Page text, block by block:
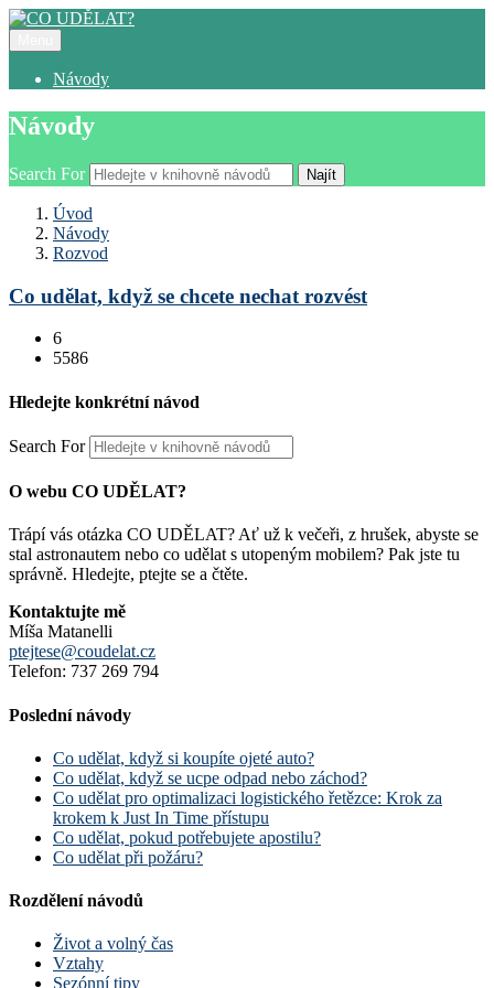
Návody
Návody
Search For Najít
Úvod
Návody
Rozvod
Co udělat, když se chcete nechat rozvést
6
5586
Hledejte konkrétní návod
Search For
O webu CO UDĚLAT?
Trápí vás otázka CO UDĚLAT? Ať už k večeři, z hrušek, abyste se
stal astronautem nebo co udělat s utopeným mobilem? Pak jste tu
správně. Hledejte, ptejte se a čtěte.
Kontaktujte mě
Míša Matanelli
ptejtese@coudelat.cz
Telefon: 737 269 794
Poslední návody
Co udělat, když si koupíte ojeté auto?
Co udělat, když se ucpe odpad nebo záchod?
Co udělat pro optimalizaci logistického řetězce: Krok za
krokem k Just In Time přístupu
Co udělat, pokud potřebujete apostilu?
Co udělat při požáru?
Rozdělení návodů
Život a volný čas
Vztahy
Sezónní tipy